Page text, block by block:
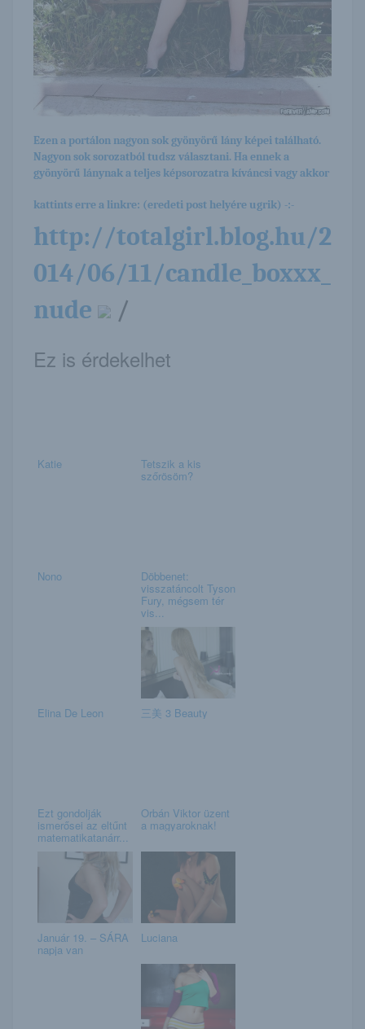
Ezen a portálon nagyon sok gyönyörű lány képei található.
Nagyon sok sorozatból tudsz választani. Ha ennek a
gyönyörű lánynak a teljes képsorozatra kíváncsi vagy akkor
kattints erre a linkre: (eredeti post helyére ugrik) -:-
http://totalgirl.blog.hu/2
014/06/11/candle_boxxx_
nude
/
Ez is érdekelhet
Katie Tetszik a kis
szőrösöm?
Nono Döbbenet:
visszatáncolt Tyson
Fury, mégsem tér
vis...
Elina De Leon 三美 3 Beauty
Ezt gondolják
ismerősei az eltűnt
matematikatanárr...
Orbán Viktor üzent
a magyaroknak!
Január 19. – SÁRA
napja van
Luciana